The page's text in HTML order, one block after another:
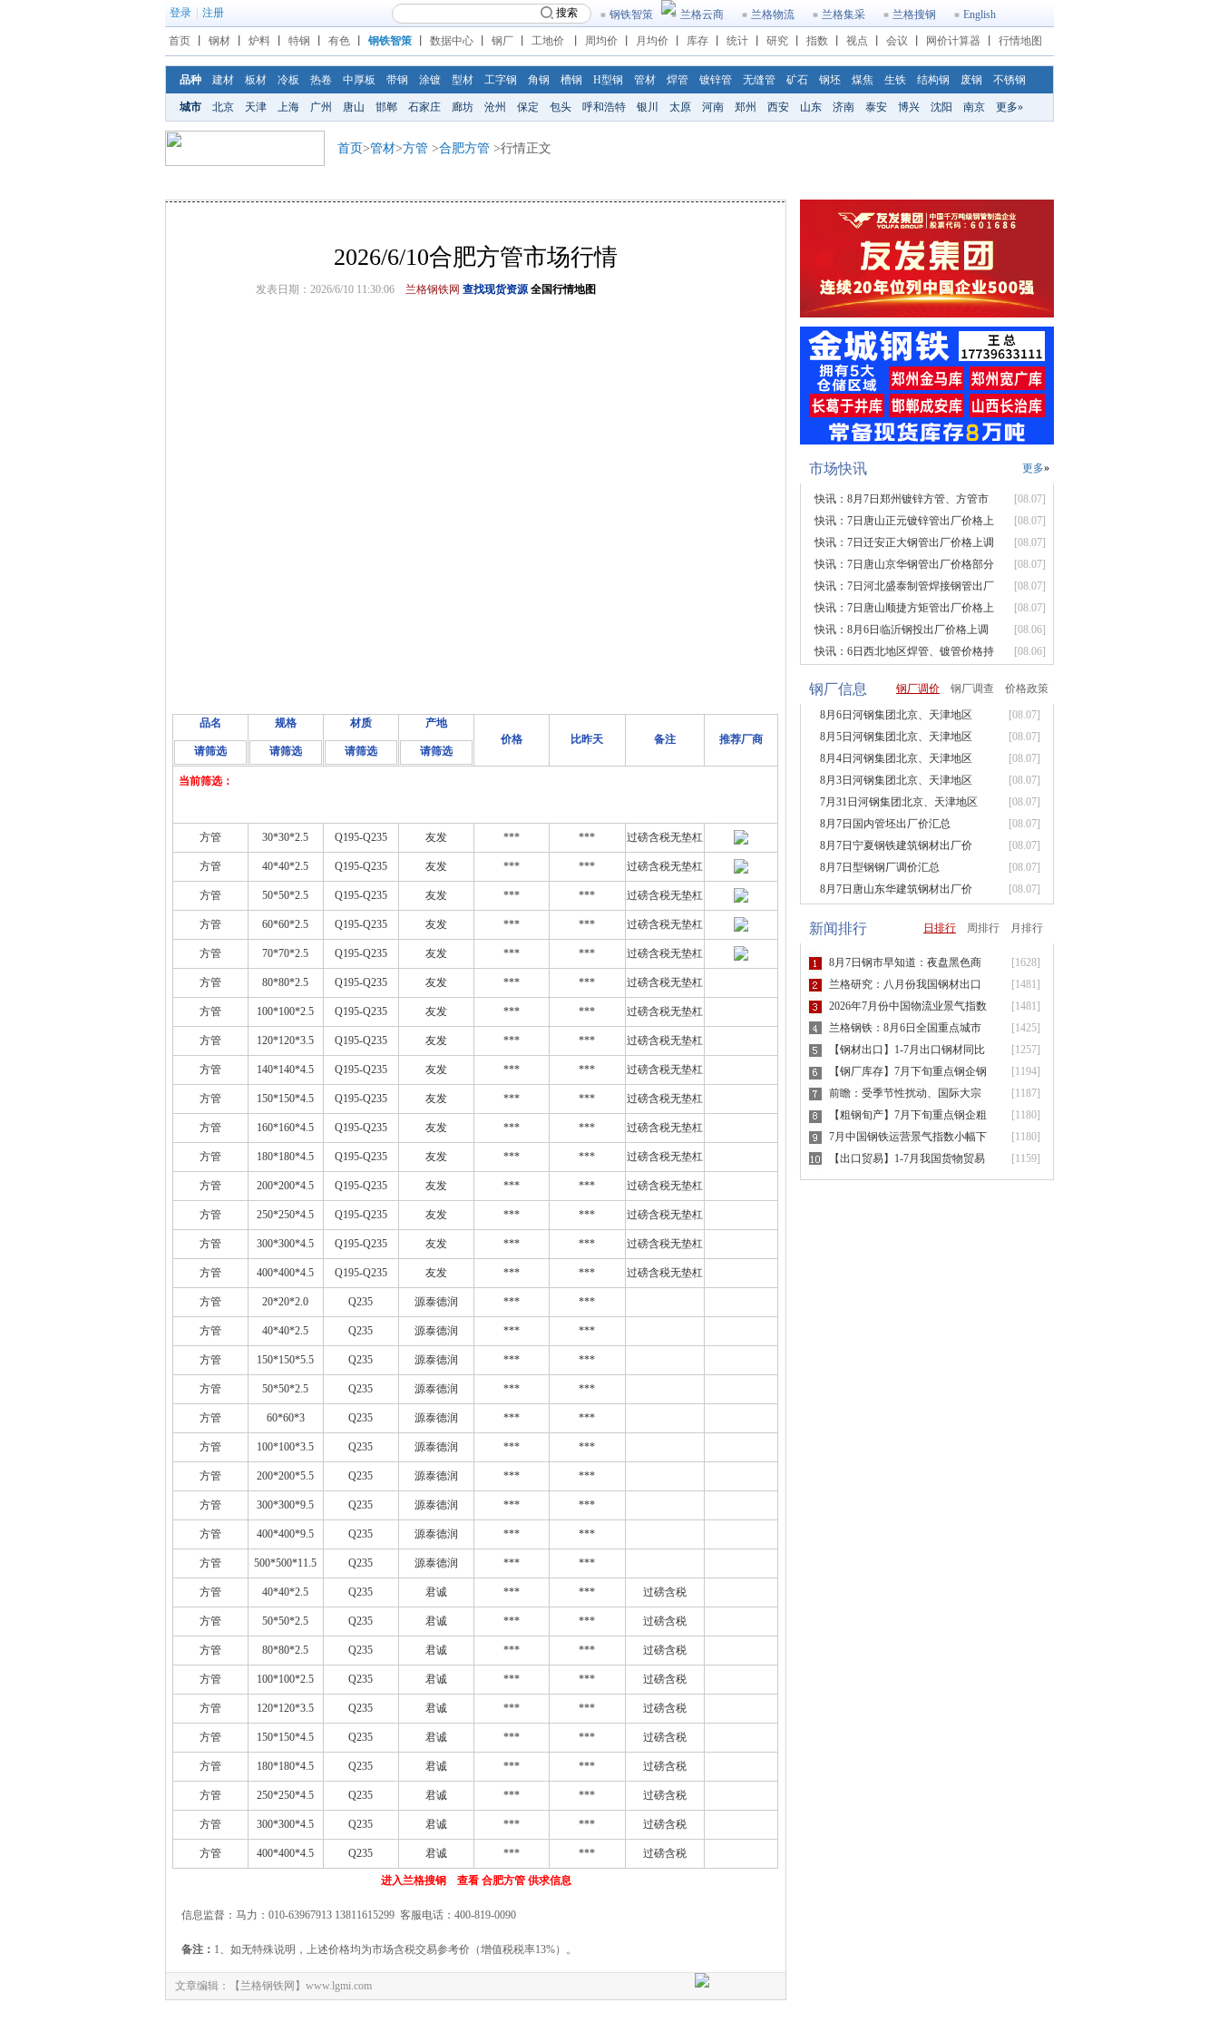
登录 注册 搜索 钢铁智策 兰格云商 兰格物流 兰格集采 兰格搜钢 English
首页 钢材 炉料 特钢 有色 钢铁智策 数据中心 钢厂 工地价 周均价 月均价 库存 统计 研究 指数 视点 会议 网价计算器 行情地图
品种 建材 板材 冷板 热卷 中厚板 带钢 涂镀 型材 工字钢 角钢 槽钢 H型钢 管材 焊管 镀锌管 无缝管 矿石 钢坯 煤焦 生铁 结构钢 废钢 不锈钢
城市 北京 天津 上海 广州 唐山 邯郸 石家庄 廊坊 沧州 保定 包头 呼和浩特 银川 太原 河南 郑州 西安 山东 济南 泰安 博兴 沈阳 南京 更多»
首页>管材>方管 >合肥方管 >行情正文
2026/6/10合肥方管市场行情
发表日期：2026/6/10 11:30:06 兰格钢铁网 查找现货资源 全国行情地图
品名
请筛选
规格
请筛选
材质
请筛选
产地
请筛选
价格 比昨天 备注 推荐厂商
当前筛选：
方管 30*30*2.5 Q195-Q235 友发 *** *** 过磅含税无垫杠
方管 40*40*2.5 Q195-Q235 友发 *** *** 过磅含税无垫杠
方管 50*50*2.5 Q195-Q235 友发 *** *** 过磅含税无垫杠
方管 60*60*2.5 Q195-Q235 友发 *** *** 过磅含税无垫杠
方管 70*70*2.5 Q195-Q235 友发 *** *** 过磅含税无垫杠
方管 80*80*2.5 Q195-Q235 友发 *** *** 过磅含税无垫杠
方管 100*100*2.5 Q195-Q235 友发 *** *** 过磅含税无垫杠
方管 120*120*3.5 Q195-Q235 友发 *** *** 过磅含税无垫杠
方管 140*140*4.5 Q195-Q235 友发 *** *** 过磅含税无垫杠
方管 150*150*4.5 Q195-Q235 友发 *** *** 过磅含税无垫杠
方管 160*160*4.5 Q195-Q235 友发 *** *** 过磅含税无垫杠
方管 180*180*4.5 Q195-Q235 友发 *** *** 过磅含税无垫杠
方管 200*200*4.5 Q195-Q235 友发 *** *** 过磅含税无垫杠
方管 250*250*4.5 Q195-Q235 友发 *** *** 过磅含税无垫杠
方管 300*300*4.5 Q195-Q235 友发 *** *** 过磅含税无垫杠
方管 400*400*4.5 Q195-Q235 友发 *** *** 过磅含税无垫杠
方管 20*20*2.0 Q235 源泰德润 *** ***
方管 40*40*2.5 Q235 源泰德润 *** ***
方管 150*150*5.5 Q235 源泰德润 *** ***
方管 50*50*2.5 Q235 源泰德润 *** ***
方管 60*60*3 Q235 源泰德润 *** ***
方管 100*100*3.5 Q235 源泰德润 *** ***
方管 200*200*5.5 Q235 源泰德润 *** ***
方管 300*300*9.5 Q235 源泰德润 *** ***
方管 400*400*9.5 Q235 源泰德润 *** ***
方管 500*500*11.5 Q235 源泰德润 *** ***
方管 40*40*2.5 Q235 君诚 *** *** 过磅含税
方管 50*50*2.5 Q235 君诚 *** *** 过磅含税
方管 80*80*2.5 Q235 君诚 *** *** 过磅含税
方管 100*100*2.5 Q235 君诚 *** *** 过磅含税
方管 120*120*3.5 Q235 君诚 *** *** 过磅含税
方管 150*150*4.5 Q235 君诚 *** *** 过磅含税
方管 180*180*4.5 Q235 君诚 *** *** 过磅含税
方管 250*250*4.5 Q235 君诚 *** *** 过磅含税
方管 300*300*4.5 Q235 君诚 *** *** 过磅含税
方管 400*400*4.5 Q235 君诚 *** *** 过磅含税
进入兰格搜钢 查看 合肥方管 供求信息
信息监督：马力：010-63967913 13811615299 客服电话：400-819-0090
备注： 1、如无特殊说明，上述价格均为市场含税交易参考价（增值税税率13%）。
文章编辑：【兰格钢铁网】www.lgmi.com